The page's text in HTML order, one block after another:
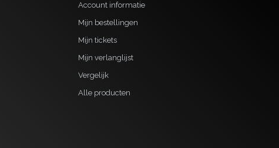
Account informatie
Mijn bestellingen
Mijn tickets
Mijn verlanglijst
Vergelijk
Alle producten